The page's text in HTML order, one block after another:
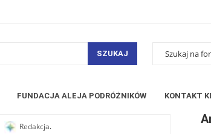
SZUKAJ
FUNDACJA ALEJA PODRÓŻNIKÓW KONTAKT
Redakcja.